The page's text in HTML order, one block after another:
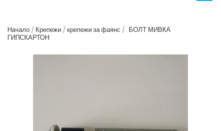
Начало Крепежи крепежи за фаянс
БОЛТ МИВКА
ГИПСКАРТОН